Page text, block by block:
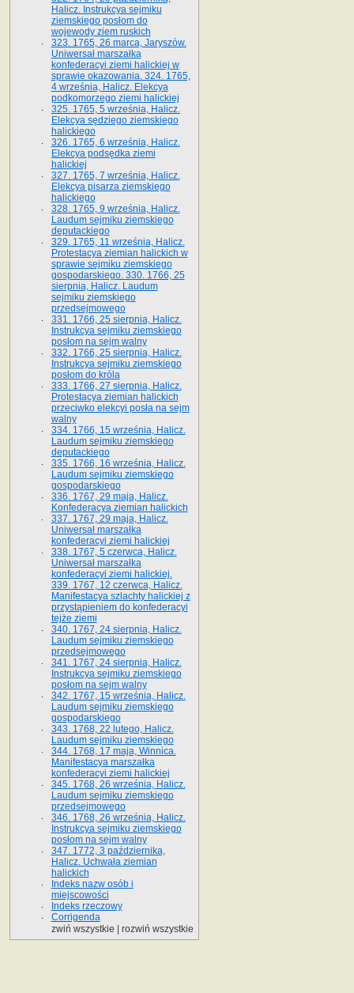
Halicz. Instrukcya sejmiku
ziemskiego posłom do
wojewody ziem ruskich
323. 1765, 26 marca, Jaryszów.
Uniwersał marszałka
konfederacyi ziemi halickiej w
sprawie okazowania. 324. 1765,
4 września, Halicz. Elekcya
podkomorzego ziemi halickiej
325. 1765, 5 września, Halicz.
Elekcya sędziego ziemskiego
halickiego
326. 1765, 6 września, Halicz.
Elekcya podsędka ziemi
halickiej
327. 1765, 7 września, Halicz.
Elekcya pisarza ziemskiego
halickiego
328. 1765, 9 września, Halicz.
Laudum sejmiku ziemskiego
deputackiego
329. 1765, 11 września, Halicz.
Protestacya ziemian halickich w
sprawie sejmiku ziemskiego
gospodarskiego. 330. 1766, 25
sierpnia, Halicz. Laudum
sejmiku ziemskiego
przedsejmowego
331. 1766, 25 sierpnia, Halicz.
Instrukcya sejmiku ziemskiego
posłom na sejm walny
332. 1766, 25 sierpnia, Halicz.
Instrukcya sejmiku ziemskiego
posłom do króla
333. 1766, 27 sierpnia, Halicz.
Protestacya ziemian halickich
przeciwko elekcyi posła na sejm
walny
334. 1766, 15 września, Halicz.
Laudum sejmiku ziemskiego
deputackiego
335. 1766, 16 września, Halicz.
Laudum sejmiku ziemskiego
gospodarskiego
336. 1767, 29 maja, Halicz.
Konfederacya ziemian halickich
337. 1767, 29 maja, Halicz.
Uniwersał marszałka
konfederacyi ziemi halickiej
338. 1767, 5 czerwca, Halicz.
Uniwersał marszałka
konfederacyi ziemi halickiej.
339. 1767, 12 czerwca, Halicz.
Manifestacya szlachty halickiej z
przystąpieniem do konfederacyi
tejże ziemi
340. 1767, 24 sierpnia, Halicz.
Laudum sejmiku ziemskiego
przedsejmowego
341. 1767, 24 sierpnia, Halicz.
Instrukcya sejmiku ziemskiego
posłom na sejm walny
342. 1767, 15 września, Halicz.
Laudum sejmiku ziemskiego
gospodarskiego
343. 1768, 22 lutego, Halicz.
Laudum sejmiku ziemskiego
344. 1768, 17 maja, Winnica.
Manifestacya marszałka
konfederacyi ziemi halickiej
345. 1768, 26 września, Halicz.
Laudum sejmiku ziemskiego
przedsejmowego
346. 1768, 26 września, Halicz.
Instrukcya sejmiku ziemskiego
posłom na sejm walny
347. 1772, 3 października,
Halicz. Uchwała ziemian
halickich
Indeks nazw osób i
miejscowości
Indeks rzeczowy
Corrigenda
zwiń wszystkie
rozwiń wszystkie